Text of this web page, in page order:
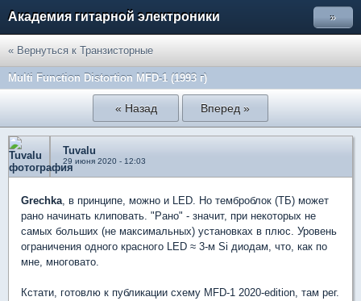
Академия гитарной электроники »
« Вернуться к Транзисторные
Multi Function Distortion MFD-1 (1993 г)
« Назад Вперед »
Tuvalu
29 июня 2020 - 12:03
Grechka, в принципе, можно и LED. Но темброблок (ТБ) может
рано начинать клиповать. "Рано" - значит, при некоторых не
самых больших (не максимальных) установках в плюс. Уровень
ограничения одного красного LED ≈ 3-м Si диодам, что, как по
мне, многовато.
Кстати, готовлю к публикации схему MFD-1 2020-edition, там рег.